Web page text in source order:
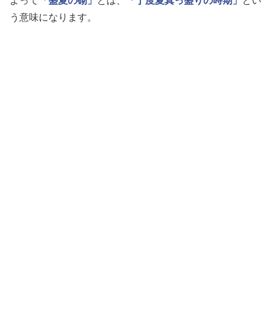
う意味になります。